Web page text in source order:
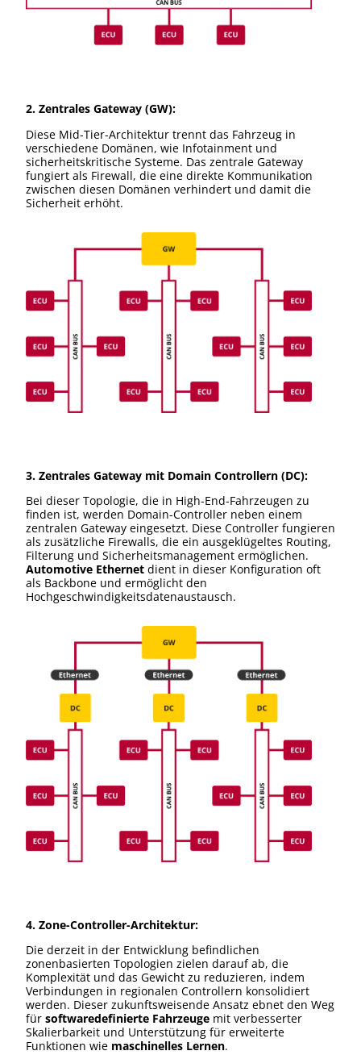
2. Zentrales Gateway (GW):
Diese Mid-Tier-Architektur trennt das Fahrzeug in
verschiedene Domänen, wie Infotainment und
sicherheitskritische Systeme. Das zentrale Gateway
fungiert als Firewall, die eine direkte Kommunikation
zwischen diesen Domänen verhindert und damit die
Sicherheit erhöht.
3. Zentrales Gateway mit Domain Controllern (DC):
Bei dieser Topologie, die in High-End-Fahrzeugen zu
finden ist, werden Domain-Controller neben einem
zentralen Gateway eingesetzt. Diese Controller fungieren
als zusätzliche Firewalls, die ein ausgeklügeltes Routing,
Filterung und Sicherheitsmanagement ermöglichen.
Automotive Ethernet dient in dieser Konfiguration oft
als Backbone und ermöglicht den
Hochgeschwindigkeitsdatenaustausch.
4. Zone-Controller-Architektur:
Die derzeit in der Entwicklung befindlichen
zonenbasierten Topologien zielen darauf ab, die
Komplexität und das Gewicht zu reduzieren, indem
Verbindungen in regionalen Controllern konsolidiert
werden. Dieser zukunftsweisende Ansatz ebnet den Weg
für softwaredefinierte Fahrzeuge mit verbesserter
Skalierbarkeit und Unterstützung für erweiterte
Funktionen wie maschinelles Lernen.